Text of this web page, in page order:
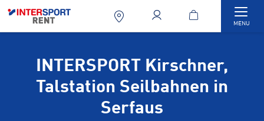
MENU
INTERSPORT Kirschner,
Talstation Seilbahnen in
Serfaus